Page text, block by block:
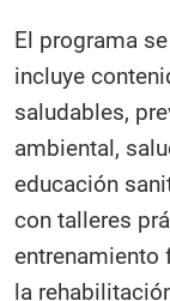
El programa
incluye
saludables,
ambiental,
educación
con talleres
entrenamiento
la